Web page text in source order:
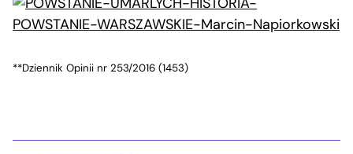
**Dziennik Opinii nr 253/2016 (1453)